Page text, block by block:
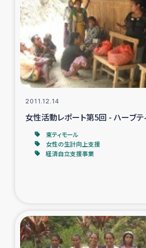
石巻市街地在宅被災
復興応援隊の活動
仮設住宅生活支援・農業
インターン・ボランティ
経済自立支援事業
ガザ地区における羊の
2011.12.14
女性活動レポート第5回 - ハーブテ
東ティモール
女性の生計向上支援
経済自立支援事業